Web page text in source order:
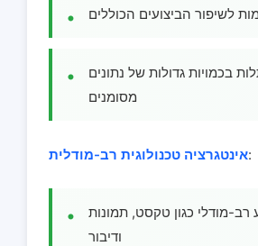
לשיפור הביצועים הכוללים
בכמויות גדולות של נתונים
מסומנים
אינטגרציה טכנולוגית רב-מודלית:
רב-מודלי כגון טקסט, תמונות
ודיבור